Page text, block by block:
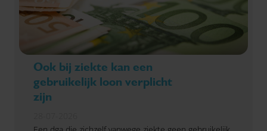
Ook bij ziekte kan een
gebruikelijk loon verplicht
zijn